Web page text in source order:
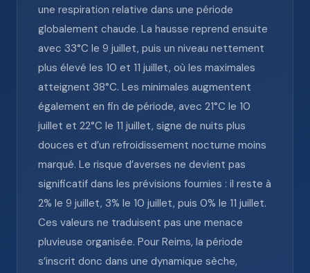
une respiration relative dans une période
globalement chaude. La hausse reprend ensuite
avec 33°C le 9 juillet, puis un niveau nettement
plus élevé les 10 et 11 juillet, où les maximales
atteignent 38°C. Les minimales augmentent
également en fin de période, avec 21°C le 10
juillet et 22°C le 11 juillet, signe de nuits plus
douces et d’un refroidissement nocturne moins
marqué. Le risque d’averses ne devient pas
significatif dans les prévisions fournies : il reste à
2% le 9 juillet, 3% le 10 juillet, puis 0% le 11 juillet.
Ces valeurs ne traduisent pas une menace
pluvieuse organisée. Pour Reims, la période
s’inscrit donc dans une dynamique sèche,